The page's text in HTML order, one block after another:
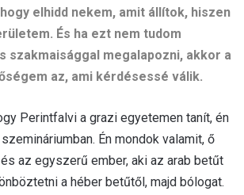
elhidd nekem, amit állítok, hiszen
És ha ezt nem tudom
szakmaisággal megalapozni, akkor a
az, ami kérdésessé válik.
Perintfalvi a grazi egyetemen tanít, én
Én mondok valamit, ő
az egyszerű ember, aki az arab betűt
a héber betűtől, majd bólogat.